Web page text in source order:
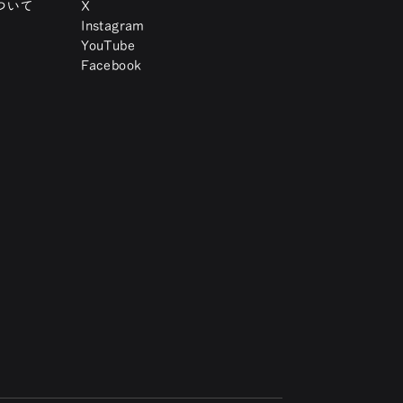
いて
X
Instagram
YouTube
Facebook